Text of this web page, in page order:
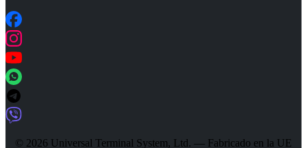
© 2026 Universal Terminal System, Ltd. — Fabricado en la UE